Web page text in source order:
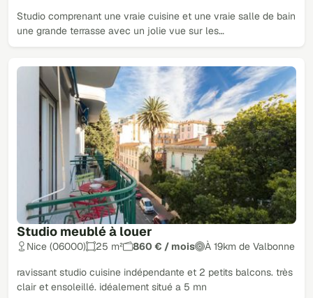
Studio comprenant une vraie cuisine et une vraie salle de bain
une grande terrasse avec un jolie vue sur les…
Studio meublé à louer
Nice (06000) 25 m² 860 € / mois À 19km de Valbonne
ravissant studio cuisine indépendante et 2 petits balcons. très
clair et ensoleillé. idéalement situé a 5 mn